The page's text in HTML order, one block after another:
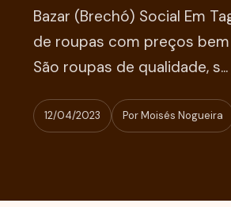
Bazar (Brechó) Social Em
de roupas com preços
São roupas de qualidade, s...
12/04/2023 Por Moisés Nogueira